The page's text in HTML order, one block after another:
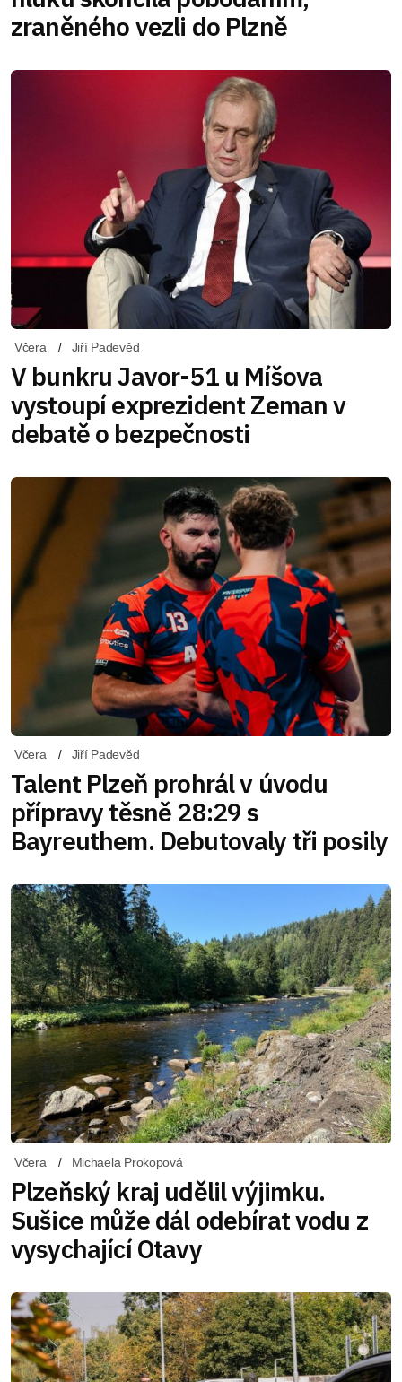
zraněného vezli do Plzně
Včera Jiří Padevěd
V bunkru Javor-51 u Míšova
vystoupí exprezident Zeman v
debatě o bezpečnosti
Včera Jiří Padevěd
Talent Plzeň prohrál v úvodu
přípravy těsně 28:29 s
Bayreuthem. Debutovaly tři posily
Včera Michaela Prokopová
Plzeňský kraj udělil výjimku.
Sušice může dál odebírat vodu z
vysychající Otavy